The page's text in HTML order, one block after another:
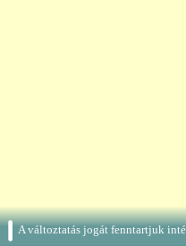
A változtatás jogát fenntartjuk